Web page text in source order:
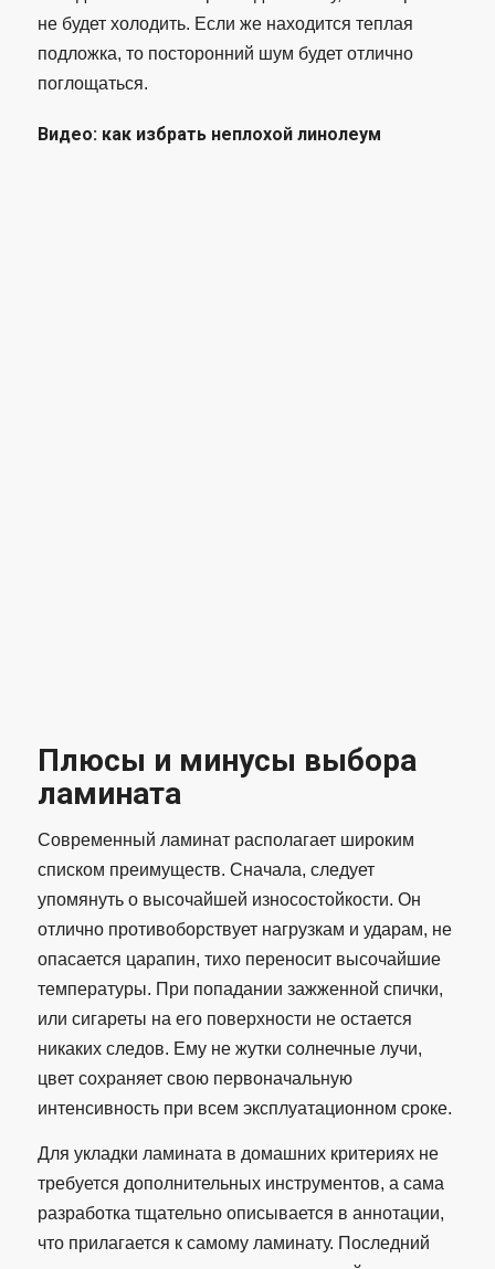
не будет холодить. Если же находится теплая
подложка, то посторонний шум будет отлично
поглощаться.
Видео: как избрать неплохой линолеум
Плюсы и минусы выбора
ламината
Современный ламинат располагает широким
списком преимуществ. Сначала, следует
упомянуть о высочайшей износостойкости. Он
отлично противоборствует нагрузкам и ударам, не
опасается царапин, тихо переносит высочайшие
температуры. При попадании зажженной спички,
или сигареты на его поверхности не остается
никаких следов. Ему не жутки солнечные лучи,
цвет сохраняет свою первоначальную
интенсивность при всем эксплуатационном сроке.
Для укладки ламината в домашних критериях не
требуется дополнительных инструментов, а сама
разработка тщательно описывается в аннотации,
что прилагается к самому ламинату. Последний